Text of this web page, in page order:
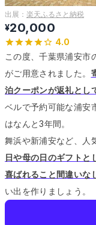
出展： 楽天ふるさと納税
¥20,000
4.0
この度、千葉県浦安市
がご用意されました。
泊クーポンが返礼とし
ベルで予約可能な浦安
はなんと3年間。
舞浜や新浦安など、人
日や母の日のギフトと
喜ばれること間違いな
い出を作りましょう。